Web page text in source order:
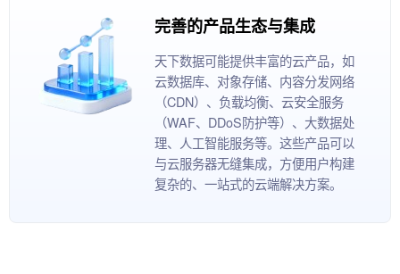
完善的产品生态与集成
天下数据可能提供丰富的云产品，如
云数据库、对象存储、内容分发网络
（CDN）、负载均衡、云安全服务
（WAF、DDoS防护等）、大数据处
理、人工智能服务等。这些产品可以
与云服务器无缝集成，方便用户构建
复杂的、一站式的云端解决方案。